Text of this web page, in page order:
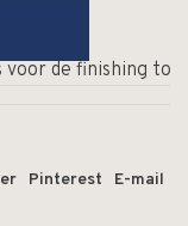
voor de finishing
Pinterest E-mail